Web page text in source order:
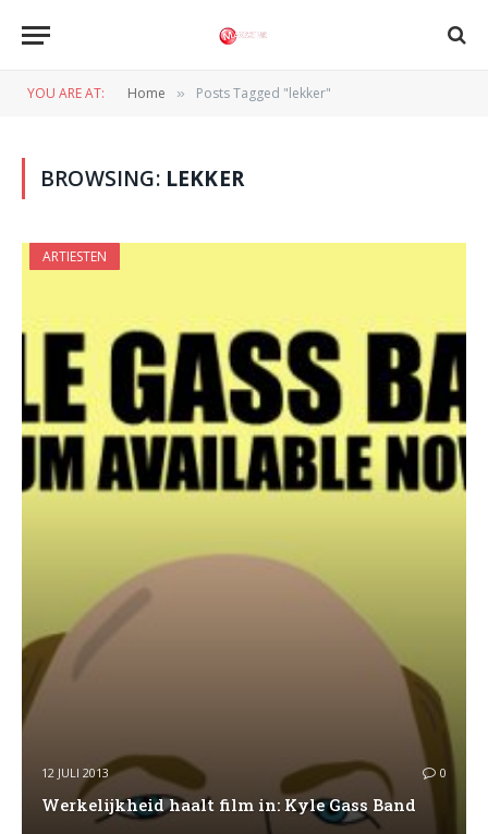
YOU ARE AT: Home » Posts Tagged "lekker"
BROWSING: LEKKER
ARTIESTEN
12 JULI 2013 0
Werkelijkheid haalt film in: Kyle Gass Band